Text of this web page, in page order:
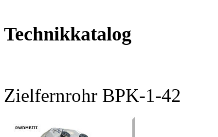
Technikkatalog
Zielfernrohr BPK-1-42